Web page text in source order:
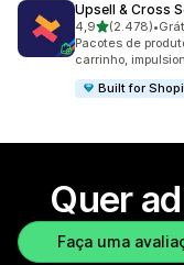
Upsell & Cross
4,9de 5 estrelas
(2.478)
2478 avaliações
•
Pacotes de
carrinho,
Built for
Quer
Faça uma